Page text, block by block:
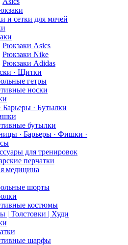
и сетки для мячей
Рюкзаки Asics
Рюкзаки Nike
Рюкзаки Adidas
· Щитки
гетры
носки
· Бутылки
бутылки
· Барьеры · Фишки ·
для тренировок
перчатки
медицина
шорты
костюмы
| Толстовки | Худи
шарфы